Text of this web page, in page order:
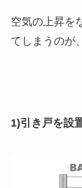
空気の上昇を
てしまうのが
1)引き戸を設